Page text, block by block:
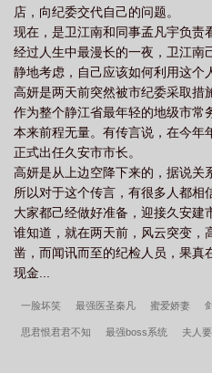
店，向纪委交代自己的问题。
现在，是卫江南和同事孟凡宇负责
经过人生中最漫长的一夜，卫江南
静地考虑，自己应该如何利用这个
高妍是两天前突然被市纪委采取措
作为整个静江省最年轻的地级市常
本来前程无量。有传言说，在今年
正式出任久安市市长。
高妍是从上边空降下来的，据说关
所以对于这个传言，有很多人都相
大家都己经做好准备，迎接久安建
谁知道，就在两天前，风云突变，
凿，而闻讯而至的纪检人员，果真
现金...
一脸坏笑 最强医圣秦凡 蜜爱娇妻
思君恨君君不知 最强boss系统 夫人